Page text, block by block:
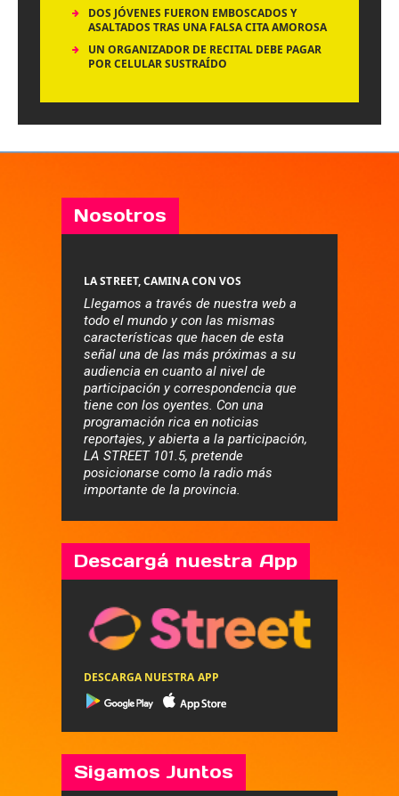
DOS JÓVENES FUERON EMBOSCADOS Y
ASALTADOS TRAS UNA FALSA CITA AMOROSA
UN ORGANIZADOR DE RECITAL DEBE PAGAR
POR CELULAR SUSTRAÍDO
Nosotros
LA STREET, CAMINA CON VOS
Llegamos a través de nuestra web a
todo el mundo y con las mismas
características que hacen de esta
señal una de las más próximas a su
audiencia en cuanto al nivel de
participación y correspondencia que
tiene con los oyentes. Con una
programación rica en noticias
reportajes, y abierta a la participación,
LA STREET 101.5, pretende
posicionarse como la radio más
importante de la provincia.
Descargá nuestra App
DESCARGA NUESTRA APP
Sigamos Juntos